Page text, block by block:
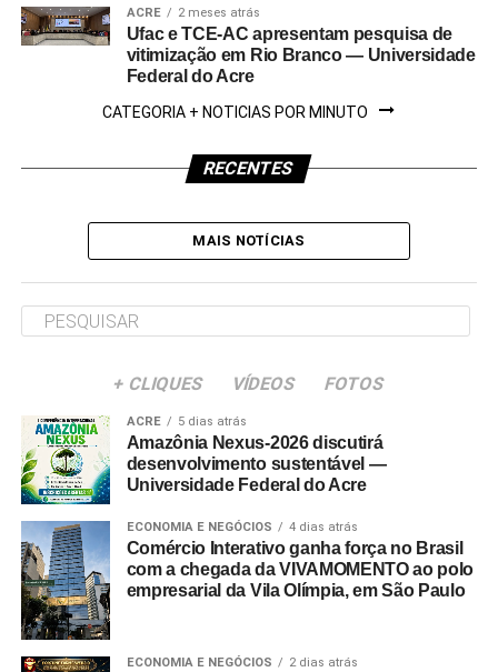
ACRE 2 meses atrás
Ufac e TCE-AC apresentam pesquisa de
vitimização em Rio Branco — Universidade
Federal do Acre
CATEGORIA + NOTICIAS POR MINUTO
RECENTES
MAIS NOTÍCIAS
+ CLIQUES VÍDEOS FOTOS
ACRE 5 dias atrás
Amazônia Nexus-2026 discutirá
desenvolvimento sustentável —
Universidade Federal do Acre
ECONOMIA E NEGÓCIOS 4 dias atrás
Comércio Interativo ganha força no Brasil
com a chegada da VIVAMOMENTO ao polo
empresarial da Vila Olímpia, em São Paulo
ECONOMIA E NEGÓCIOS 2 dias atrás